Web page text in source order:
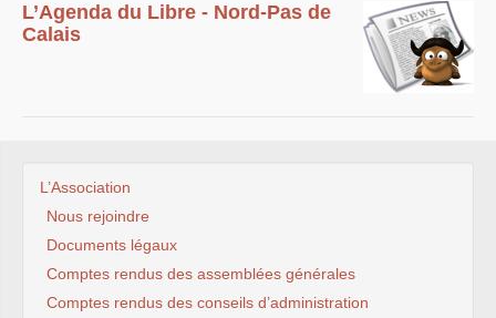
L’Agenda du Libre - Nord-Pas de
Calais
L’Association
Nous rejoindre
Documents légaux
Comptes rendus des assemblées générales
Comptes rendus des conseils d’administration